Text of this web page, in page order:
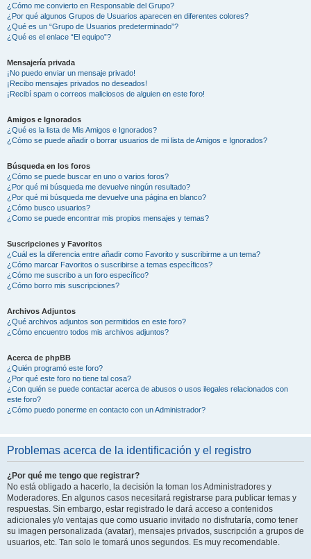
¿Cómo me convierto en Responsable del Grupo?
¿Por qué algunos Grupos de Usuarios aparecen en diferentes colores?
¿Qué es un “Grupo de Usuarios predeterminado”?
¿Qué es el enlace “El equipo”?
Mensajería privada
¡No puedo enviar un mensaje privado!
¡Recibo mensajes privados no deseados!
¡Recibí spam o correos maliciosos de alguien en este foro!
Amigos e Ignorados
¿Qué es la lista de Mis Amigos e Ignorados?
¿Cómo se puede añadir o borrar usuarios de mi lista de Amigos e Ignorados?
Búsqueda en los foros
¿Cómo se puede buscar en uno o varios foros?
¿Por qué mi búsqueda me devuelve ningún resultado?
¿Por qué mi búsqueda me devuelve una página en blanco?
¿Cómo busco usuarios?
¿Como se puede encontrar mis propios mensajes y temas?
Suscripciones y Favoritos
¿Cuál es la diferencia entre añadir como Favorito y suscribirme a un tema?
¿Cómo marcar Favoritos o suscribirse a temas específicos?
¿Cómo me suscribo a un foro específico?
¿Cómo borro mis suscripciones?
Archivos Adjuntos
¿Qué archivos adjuntos son permitidos en este foro?
¿Cómo encuentro todos mis archivos adjuntos?
Acerca de phpBB
¿Quién programó este foro?
¿Por qué este foro no tiene tal cosa?
¿Con quién se puede contactar acerca de abusos o usos ilegales relacionados con
este foro?
¿Cómo puedo ponerme en contacto con un Administrador?
Problemas acerca de la identificación y el registro
¿Por qué me tengo que registrar?
No está obligado a hacerlo, la decisión la toman los Administradores y
Moderadores. En algunos casos necesitará registrarse para publicar temas y
respuestas. Sin embargo, estar registrado le dará acceso a contenidos
adicionales y/o ventajas que como usuario invitado no disfrutaría, como tener
su imagen personalizada (avatar), mensajes privados, suscripción a grupos de
usuarios, etc. Tan solo le tomará unos segundos. Es muy recomendable.